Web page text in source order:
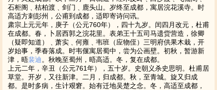
石柜阁﹑桔柏渡﹑剑门﹑鹿头山。岁终至成都，寓居浣花溪寺。时
高适方刺彭州，公甫到成都，适即寄诗问讯。
肃宗上元元年，庚子（公元760年），四十九岁。闰四月改元，杜甫
在成都。春，卜居西郭之浣花里。表弟王十五司马遗赀营造，徐卿
（疑即知道）﹑萧实﹑何雍﹑韦班（应物侄）三明府供果木栽，开
岁始事，季春落成。时韦偃寓居蜀中，尝为公画壁。初秋，暂游新
津，晤裴迪 。秋晚至蜀州，晤高适。冬，复在成都。
上元二年，辛丑（公元761年），五十岁。史朝义杀史思明。杜甫居
草堂。开岁，又往新津。二月，归成都。秋，至青城。旋又归成
都。是时多病，生计艰窘。始有迁地吴楚之念。冬，高适至成都，